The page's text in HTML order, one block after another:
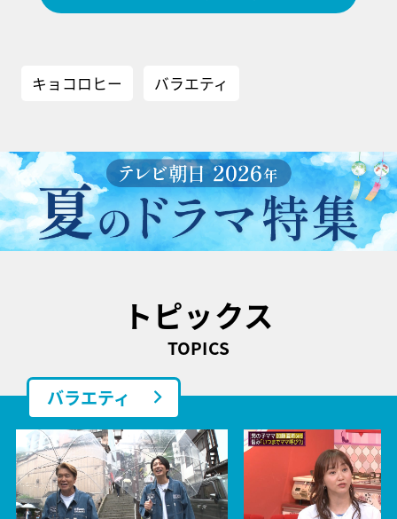
キョコロヒー バラエティ
トピックス
TOPICS
バラエティ